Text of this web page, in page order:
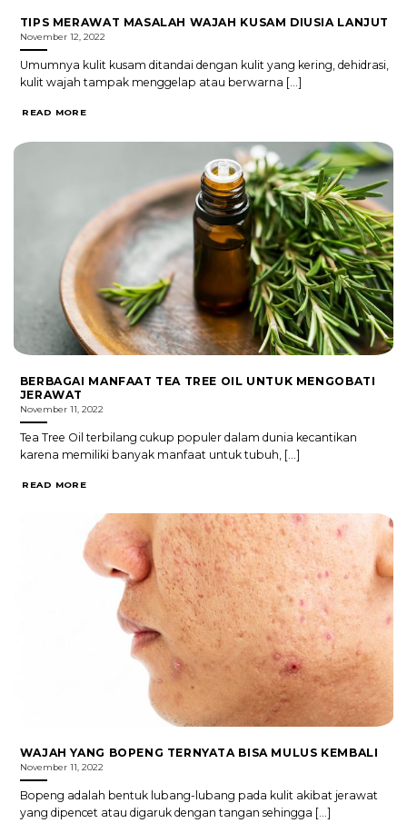
TIPS MERAWAT MASALAH WAJAH KUSAM DIUSIA LANJUT
November 12, 2022
Umumnya kulit kusam ditandai dengan kulit yang kering, dehidrasi,
kulit wajah tampak menggelap atau berwarna [...]
READ MORE
BERBAGAI MANFAAT TEA TREE OIL UNTUK MENGOBATI
JERAWAT
November 11, 2022
Tea Tree Oil terbilang cukup populer dalam dunia kecantikan
karena memiliki banyak manfaat untuk tubuh, [...]
READ MORE
WAJAH YANG BOPENG TERNYATA BISA MULUS KEMBALI
November 11, 2022
Bopeng adalah bentuk lubang-lubang pada kulit akibat jerawat
yang dipencet atau digaruk dengan tangan sehingga [...]